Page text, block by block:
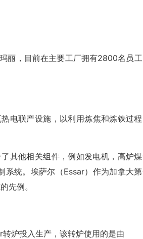
丽，目前在主要工厂拥有2800名员
电联产设施，以利用炼焦和炼铁过
其他相关组件，例如发电机，高炉
系统。埃萨尔（Essar）作为加拿大
先例。
炉投入生产，该转炉使用的是由